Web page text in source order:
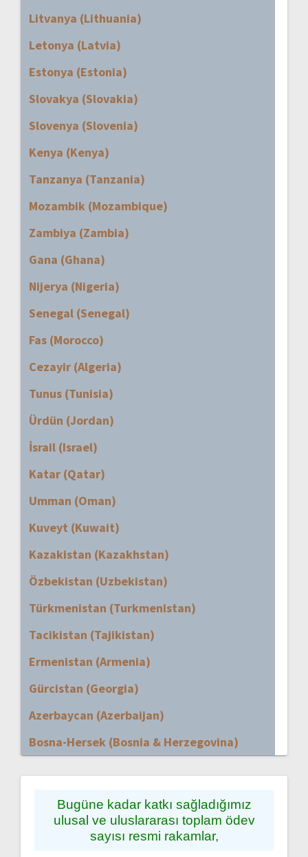
Litvanya (Lithuania)
Letonya (Latvia)
Estonya (Estonia)
Slovakya (Slovakia)
Slovenya (Slovenia)
Kenya (Kenya)
Tanzanya (Tanzania)
Mozambik (Mozambique)
Zambiya (Zambia)
Gana (Ghana)
Nijerya (Nigeria)
Senegal (Senegal)
Fas (Morocco)
Cezayir (Algeria)
Tunus (Tunisia)
Ürdün (Jordan)
İsrail (Israel)
Katar (Qatar)
Umman (Oman)
Kuveyt (Kuwait)
Kazakistan (Kazakhstan)
Özbekistan (Uzbekistan)
Türkmenistan (Turkmenistan)
Tacikistan (Tajikistan)
Ermenistan (Armenia)
Gürcistan (Georgia)
Azerbaycan (Azerbaijan)
Bosna-Hersek (Bosnia & Herzegovina)
Bugüne kadar katkı sağladığımız
ulusal ve uluslararası toplam ödev
sayısı resmi rakamlar,